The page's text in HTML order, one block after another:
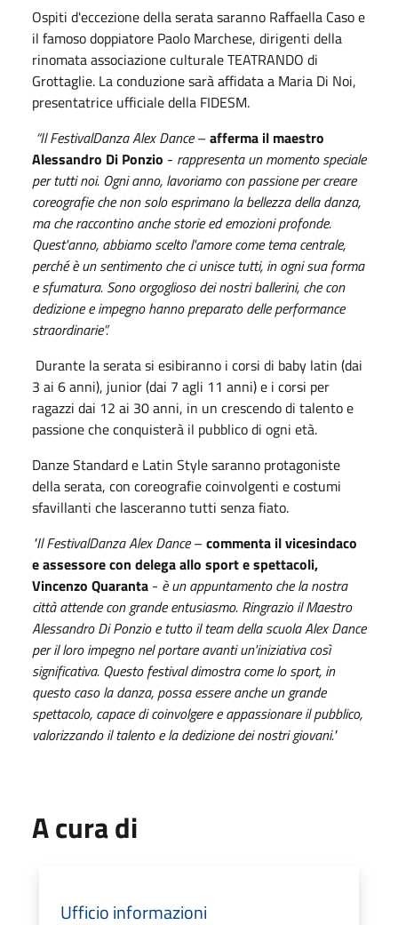
Ospiti d'eccezione della serata saranno Raffaella Caso e
il famoso doppiatore Paolo Marchese, dirigenti della
rinomata associazione culturale TEATRANDO di
Grottaglie. La conduzione sarà affidata a Maria Di Noi,
presentatrice ufficiale della FIDESM.
“Il FestivalDanza Alex Dance– afferma il maestro
Alessandro Di Ponzio - rappresenta un momento speciale
per tutti noi. Ogni anno, lavoriamo con passione per creare
coreografie che non solo esprimano la bellezza della danza,
ma che raccontino anche storie ed emozioni profonde.
Quest'anno, abbiamo scelto l'amore come tema centrale,
perché è un sentimento che ci unisce tutti, in ogni sua forma
e sfumatura. Sono orgoglioso dei nostri ballerini, che con
dedizione e impegno hanno preparato delle performance
straordinarie”.
Durante la serata si esibiranno i corsi di baby latin (dai
3 ai 6 anni), junior (dai 7 agli 11 anni) e i corsi per
ragazzi dai 12 ai 30 anni, in un crescendo di talento e
passione che conquisterà il pubblico di ogni età.
Danze Standard e Latin Style saranno protagoniste
della serata, con coreografie coinvolgenti e costumi
sfavillanti che lasceranno tutti senza fiato.
"Il FestivalDanza Alex Dance– commenta il vicesindaco
e assessore con delega allo sport e spettacoli,
Vincenzo Quaranta - è un appuntamento che la nostra
città attende con grande entusiasmo. Ringrazio il Maestro
Alessandro Di Ponzio e tutto il team della scuola Alex Dance
per il loro impegno nel portare avanti un'iniziativa così
significativa. Questo festival dimostra come lo sport, in
questo caso la danza, possa essere anche un grande
spettacolo, capace di coinvolgere e appassionare il pubblico,
valorizzando il talento e la dedizione dei nostri giovani."
A cura di
Ufficio informazioni